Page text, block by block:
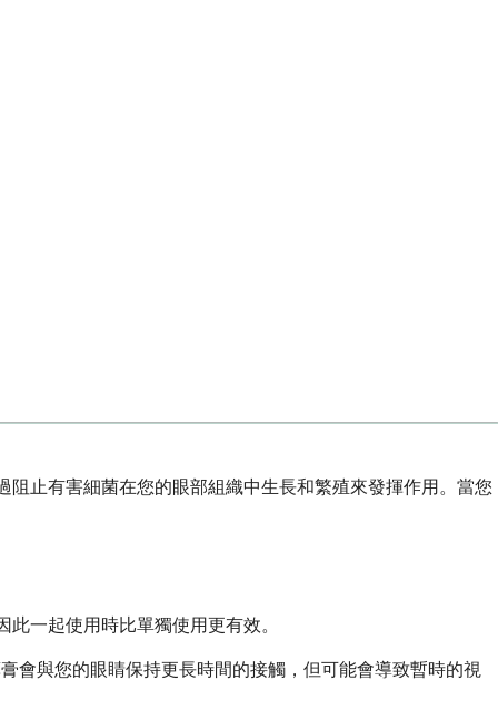
止有害細菌在您的眼部組織中生長和繁殖來發揮作用。當您
一起使用時比單獨使用更有效。
會與您的眼睛保持更長時間的接觸，但可能會導致暫時的視